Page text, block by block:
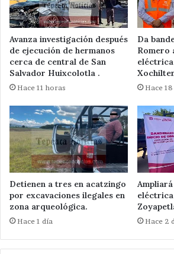
Avanza investigación después
de ejecución de hermanos
cerca de central de San
Salvador Huixcolotla .
Hace 11 horas
Da
Romero
Hace
Detienen a tres en acatzingo
por excavaciones ilegales en
zona arqueológica.
Hace 1 día
eléctrica
Hace 2